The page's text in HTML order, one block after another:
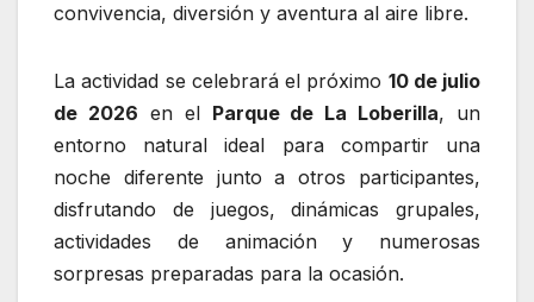
convivencia, diversión y aventura al aire libre.
La actividad se celebrará el próximo 10 de julio
de 2026 en el Parque de La Loberilla, un
entorno natural ideal para compartir una
noche diferente junto a otros participantes,
disfrutando de juegos, dinámicas grupales,
actividades de animación y numerosas
sorpresas preparadas para la ocasión.